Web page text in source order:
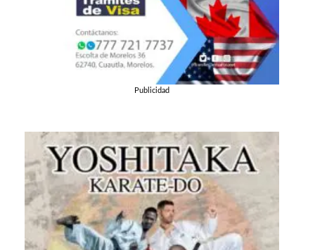
Publicidad